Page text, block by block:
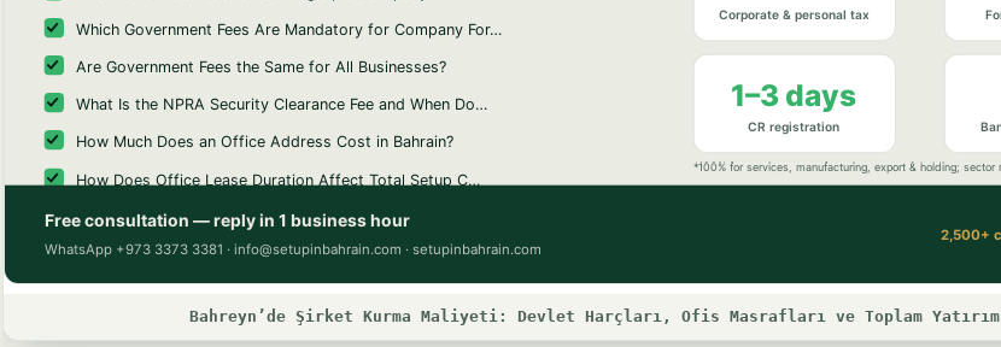
Bahreyn’de Şirket Kurma Maliyeti: Devlet Harçları, Ofis Masrafları ve Toplam Yatırım